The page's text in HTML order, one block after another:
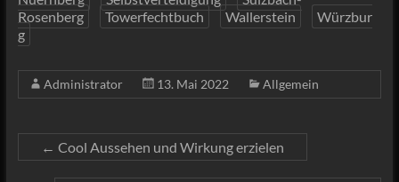
Rosenberg
Towerfechtbuch Wallerstein
Würzbur
g
Administrator 13. Mai 2022 Allgemein
← Cool Aussehen und Wirkung erzielen